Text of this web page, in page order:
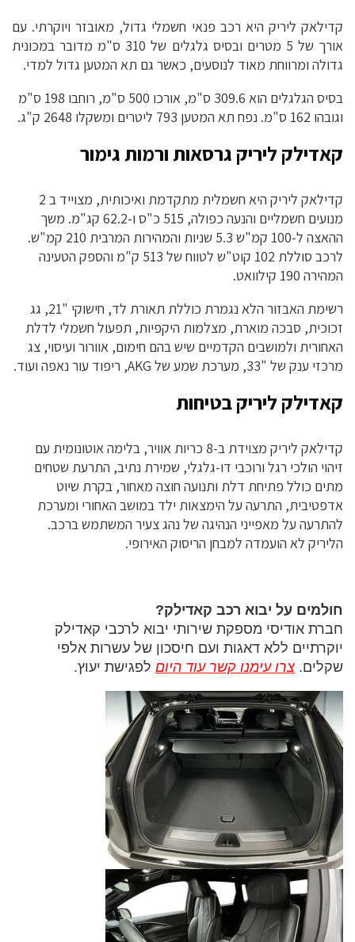
קדילאק ליריק היא רכב פנאי חשמלי גדול, מאובזר ויוקרתי. עם
אורך של 5 מטרים ובסיס גלגלים של 310 ס"מ מדובר במכונית
גדולה ומרווחת מאוד לנוסעים, כאשר גם תא המטען גדול למדי.
בסיס הגלגלים הוא 309.6 ס"מ, אורכו 500 ס"מ, רוחבו 198 ס"מ
וגובהו 162 ס"מ. נפח תא המטען 793 ליטרים ומשקלו 2648 ק"ג.
קאדילק ליריק גרסאות ורמות גימור
קדילאק ליריק היא חשמלית מתקדמת ואיכותית, מצוייד ב 2
מנועים חשמליים והנעה כפולה, 515 כ"ס ו-62.2 קג"מ. משך
ההאצה ל-100 קמ"ש 5.3 שניות והמהירות המרבית 210 קמ"ש.
לרכב סוללת 102 קוט"ש לטווח של 513 ק"מ והספק הטעינה
המהירה 190 קילוואט.
רשימת האבזור הלא נגמרת כוללת תאורת לד, חישוקי "21, גג
זכוכית, סבכה מוארת, מצלמות היקפיות, תפעול חשמלי לדלת
האחורית ולמושבים הקדמיים שיש בהם חימום, אוורור ועיסוי, צג
מרכזי ענק של "33, מערכת שמע של AKG, ריפוד עור נאפה ועוד.
קאדילק ליריק בטיחות
קדילאק ליריק מצוידת ב-8 כריות אוויר, בלימה אוטונומית עם
זיהוי הולכי רגל ורוכבי דו-גלגלי, שמירת נתיב, התרעת שטחים
מתים כולל פתיחת דלת ותנועה חוצה מאחור, בקרת שיוט
אדפטיבית, התרעה על הימצאות ילד במושב האחורי ומערכת
להתרעה על מאפייני הנהיגה של נהג צעיר המשתמש ברכב.
הליריק לא הועמדה למבחן הריסוק האירופי.
חולמים על יבוא רכב קאדילק?
חברת אודיסי מספקת שירותי יבוא לרכבי קאדילק
יוקרתיים ללא דאגות ועם חיסכון של עשרות אלפי
שקלים. צרו עימנו קשר עוד היום לפגישת יעוץ.